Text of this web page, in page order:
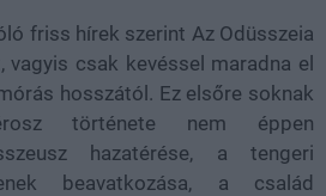
friss hírek szerint Az Odüsszeia
vagyis csak kevéssel maradna el
hosszától. Ez elsőre soknak
története nem éppen
hazatérése, a tengeri
beavatkozása, a család